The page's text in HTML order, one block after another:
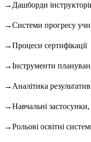
→ Дашборди
→Системи прогресу
→Процеси сертифікації
→Інструменти
→ Аналітика
→Навчальні
→Рольові освітні